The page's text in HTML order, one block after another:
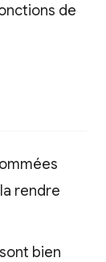
de
rendre
bien